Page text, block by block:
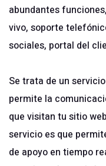
abundantes
vivo, soporte
sociales, portal del
Se trata de un
permite la
que visitan tu sitio
servicio es que
de apoyo en tiempo